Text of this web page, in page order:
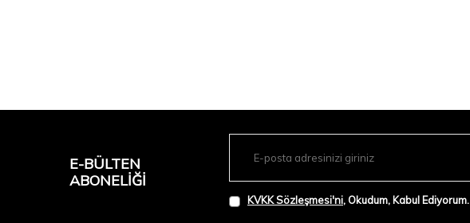
E-BÜLTEN
ABONELIĞI
KVKK Sözleşmesi'ni, Okudum, Kabul Ediyorum.